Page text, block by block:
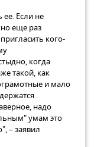
Если не
еще раз
кого-
когда
такой, как
и мало
надо
умам это
– заявил